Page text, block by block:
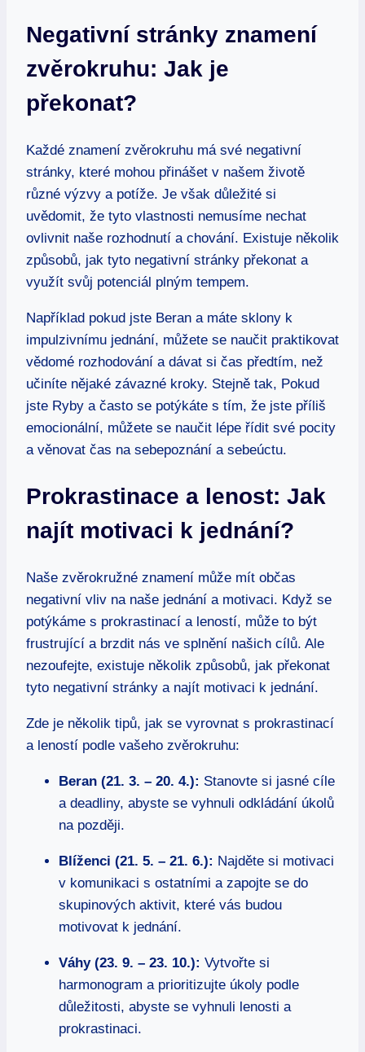
Negativní stránky ​znamení
zvěrokruhu: Jak je
překonat?
Každé znamení zvěrokruhu má své negativní
stránky, které mohou přinášet v našem životě
různé výzvy a potíže. Je však důležité ​si
‌uvědomit, že tyto vlastnosti nemusíme nechat
ovlivnit naše rozhodnutí a chování. Existuje několik
způsobů, jak tyto negativní ⁣stránky překonat a
využít svůj potenciál plným tempem.
Například pokud jste Beran‌ a máte sklony k
impulzivnímu ⁤jednání, můžete se naučit praktikovat
vědomé rozhodování a dávat si čas předtím, než
učiníte nějaké⁣ závazné kroky. Stejně tak, Pokud
jste Ryby a často se potýkáte s tím, že jste příliš
emocionální, můžete se naučit lépe řídit své pocity
a ​věnovat čas‍ na sebepoznání a sebeúctu.
Prokrastinace a lenost: Jak
najít motivaci k jednání?
Naše zvěrokružné znamení může mít občas
negativní vliv ‍na naše jednání a motivaci. Když se
potýkáme s prokrastinací⁢ a ​leností, může ⁢to být
frustrující a brzdit nás ve splnění našich cílů.⁤ Ale⁤
nezoufejte, existuje několik způsobů, jak překonat
tyto negativní stránky ⁢a najít motivaci k ‍jednání.
Zde ⁤je několik tipů, jak ⁣se vyrovnat ‍s prokrastinací
a leností ⁤podle vašeho zvěrokruhu:
Beran (21. 3. – 20. 4.): Stanovte si jasné cíle
a‍ deadliny, abyste se vyhnuli odkládání úkolů
na později.
Blíženci ‍(21. 5. – 21. 6.): Najděte si motivaci
v komunikaci ‍s ostatními a zapojte se do
skupinových aktivit, které vás budou
motivovat k jednání.
Váhy (23. 9. – 23. 10.): Vytvořte ⁢si
harmonogram a prioritizujte ‌úkoly podle
důležitosti,‍ abyste se vyhnuli lenosti a
prokrastinaci.